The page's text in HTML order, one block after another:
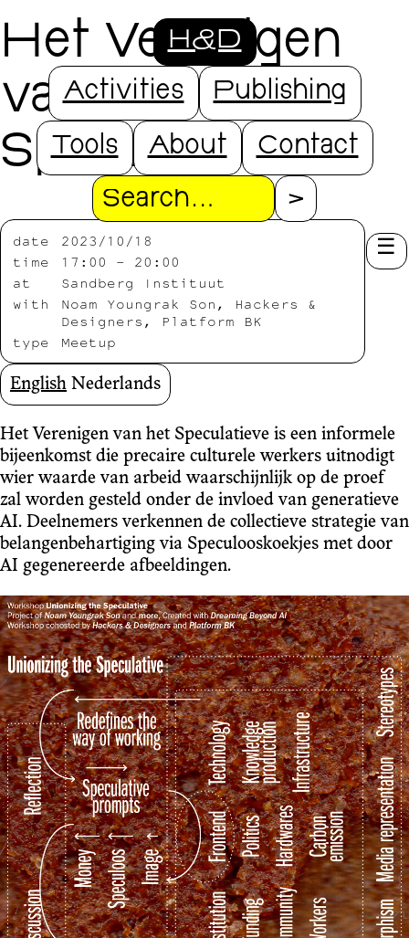
H&D
Activities Publishing
Tools About Contact
Search
Het Verenigen
van het
Speculatieve
date
2023/10/18
time
17:00 – 20:00
at
Sandberg Instituut
with
Noam Youngrak Son, Hackers &
Designers, Platform BK
type
Meetup
English Nederlands
Het Verenigen van het Speculatieve is een informele
bijeenkomst die precaire culturele werkers uitnodigt
wier waarde van arbeid waarschijnlijk op de proef
zal worden gesteld onder de invloed van generatieve
AI. Deelnemers verkennen de collectieve strategie van
belangenbehartiging via Speculooskoekjes met door
AI gegenereerde afbeeldingen.